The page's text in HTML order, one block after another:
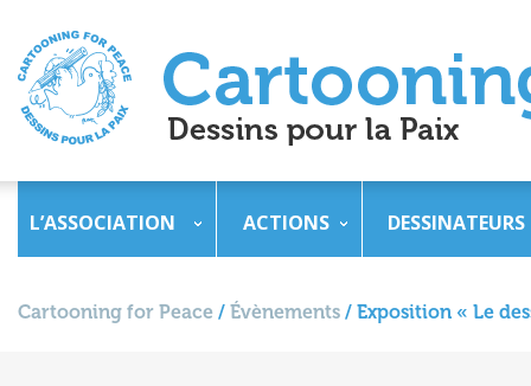
L’ASSOCIATION ACTIONS DESSINATEURS
Cartooning for Peace / Évènements / Exposition « Le